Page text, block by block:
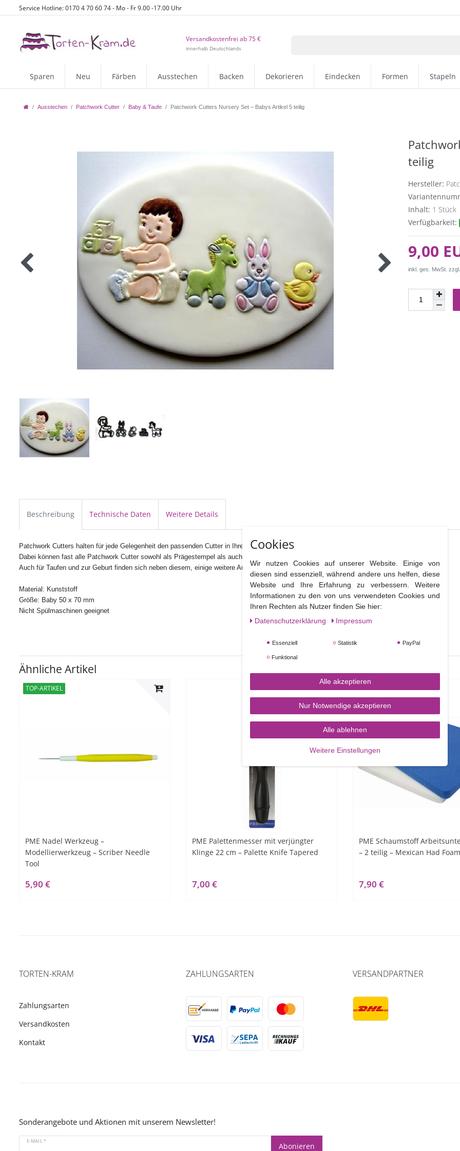
Service Hotline: 0170 4 70 60 74 - Mo - Fr 9.00 -17.00 Uhr
Versandkostenfrei ab 75 €
innerhalb Deutschlands
Sparen Neu Färben Ausstechen Backen Dekorieren Eindecken Formen Stapeln
Ausstechen Patchwork Cutter Baby & Taufe Patchwork Cutters Nursery Set – Babys Artikel 5 teilig
teilig
Hersteller:
Inhalt: 1 Stück
Verfügbarkeit:
9,00
inkl. ges. MwSt.
Beschreibung Technische Daten Weitere Details
Patchwork Cutters halten für jede Gelegenheit den passenden Cutter in Ihrem breit gefächerten Sortiment bereit.
Dabei können fast alle Patchwork Cutter sowohl als Prägestempel als auch als Ausstecher verwendet werden.
Auch für Taufen und zur Geburt finden sich neben diesem, einige weitere Ausstecher in unserem Sortiment.
Material: Kunststoff
Größe: Baby 50 x 70 mm
Nicht Spülmaschinen geeignet
Ähnliche Artikel
TOP-ARTIKEL
PME Nadel Werkzeug –
Modellierwerkzeug – Scriber Needle
Tool
5,90 €
PME Palettenmesser mit verjüngter
Klinge 22 cm – Palette Knife Tapered
7,00 €
PME Schaumstoff
– 2 teilig – Mexican Had
7,90 €
TORTEN-KRAM
Zahlungsarten
Versandkosten
Kontakt
ZAHLUNGSARTEN VERSANDPARTNER
Sonderangebote und Aktionen mit unserem Newsletter!
E-MAIL *
Abonieren
Cookies
Wir nutzen Cookies auf unserer Website. Einige von
diesen sind essenziell, während andere uns helfen, diese
Website und Ihre Erfahrung zu verbessern. Weitere
Informationen zu den von uns verwendeten Cookies und
Ihren Rechten als Nutzer finden Sie hier:
Daten­schutz­erklärung
Impressum
Essenziell Statistik PayPal
Funktional
Alle akzeptieren
Nur Notwendige akzeptieren
Alle ablehnen
Weitere Einstellungen